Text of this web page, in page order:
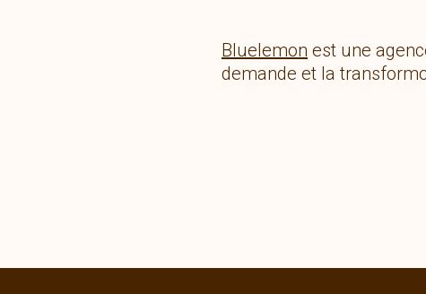
Bluelemon est une
demande et la